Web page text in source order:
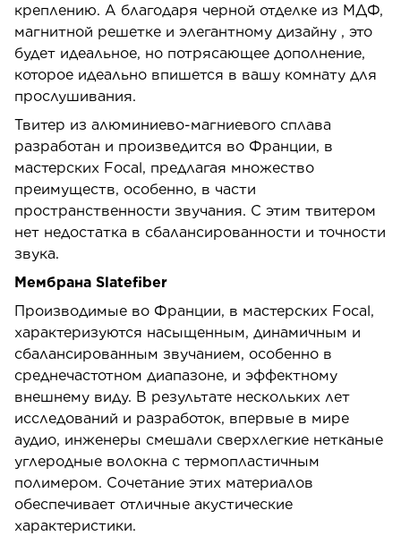
креплению. А благодаря черной отделке из МДФ,
магнитной решетке и элегантному дизайну , это
будет идеальное, но потрясающее дополнение,
которое идеально впишется в вашу комнату для
прослушивания.
Твитер из алюминиево-магниевого сплава
разработан и произведится во Франции, в
мастерских Focal, предлагая множество
преимуществ, особенно, в части
пространственности звучания. С этим твитером
нет недостатка в сбалансированности и точности
звука.
Мембрана Slatefiber
Производимые во Франции, в мастерских Focal,
характеризуются насыщенным, динамичным и
сбалансированным звучанием, особенно в
среднечастотном диапазоне, и эффектному
внешнему виду. В результате нескольких лет
исследований и разработок, впервые в мире
аудио, инженеры смешали сверхлегкие нетканые
углеродные волокна с термопластичным
полимером. Сочетание этих материалов
обеспечивает отличные акустические
характеристики.